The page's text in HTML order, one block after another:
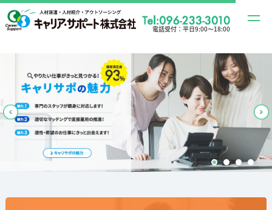
t
g
l
e
n
i
電話受付：平日9:00〜18:00